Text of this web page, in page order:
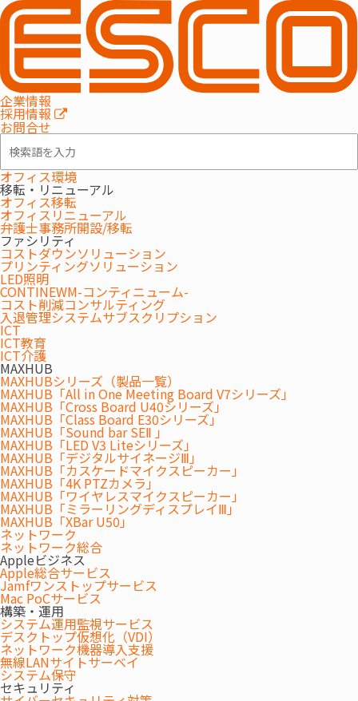
企業情報
採用情報
お問合せ
オフィス環境
移転・リニューアル
オフィス移転
オフィスリニューアル
弁護士事務所開設/移転
ファシリティ
コストダウンソリューション
プリンティングソリューション
LED照明
CONTINEWM-コンティニューム-
コスト削減コンサルティング
入退管理システムサブスクリプション
ICT
ICT教育
ICT介護
MAXHUB
MAXHUBシリーズ（製品一覧）
MAXHUB「All in One Meeting Board V7シリーズ」
MAXHUB「Cross Board U40シリーズ」
MAXHUB「Class Board E30シリーズ」
MAXHUB「Sound bar SEⅡ 」
MAXHUB「LED V3 Liteシリーズ」
MAXHUB「デジタルサイネージⅢ」
MAXHUB「カスケードマイクスピーカー」
MAXHUB「4K PTZカメラ」
MAXHUB「ワイヤレスマイクスピーカー」
MAXHUB「ミラーリングディスプレイⅢ」
MAXHUB「XBar U50」
ネットワーク
ネットワーク総合
Appleビジネス
Apple総合サービス
Jamfワンストップサービス
Mac PoCサービス
構築・運用
システム運用監視サービス
デスクトップ仮想化（VDI）
ネットワーク機器導入支援
無線LANサイトサーベイ
システム保守
セキュリティ
特集